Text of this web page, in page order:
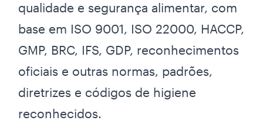
qualidade e segurança alimentar, com
base em ISO 9001, ISO 22000, HACCP,
GMP, BRC, IFS, GDP, reconhecimentos
oficiais e outras normas, padrões,
diretrizes e códigos de higiene
reconhecidos.